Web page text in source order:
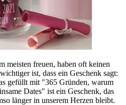
meisten freuen, haben oft keinen
ist, dass ein Geschenk sagt:
gefüllt mit "365 Gründen, warum
Dates" ist ein Geschenk, das
länger in unserem Herzen bleibt.